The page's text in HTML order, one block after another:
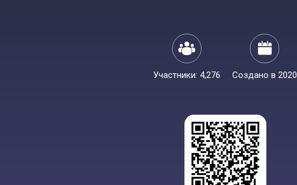
Участники: 4,276 Создано в 2020